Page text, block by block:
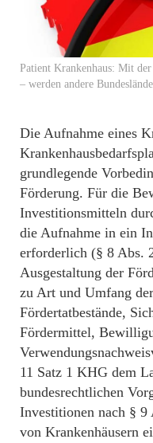
Patient Krankenhaus: Mit
– werden andere
Die Aufnahme eines
grundlegende
Förderung. Für die
Investitionsmitteln
die Aufnahme in ein
erforderlich (§ 8 Abs.
Ausgestaltung der
zu Art und Umfang
Fördertatbestände,
Fördermittel,
11 Satz 1 KHG dem
bundesrechtlichen
Investitionen nach §
von Krankenhäusern